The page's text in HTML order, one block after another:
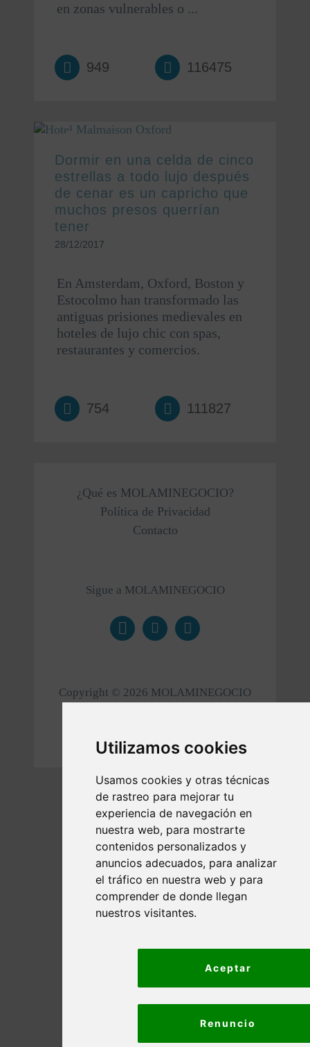
Utilizamos cookies
Usamos cookies y otras técnicas
de rastreo para mejorar tu
experiencia de navegación en
nuestra web, para mostrarte
contenidos personalizados y
anuncios adecuados, para analizar
el tráfico en nuestra web y para
comprender de donde llegan
nuestros visitantes.
Aceptar
Renuncio
en zonas vulnerables o ...
949 116475
Dormir en una celda de cinco
estrellas a todo lujo después
de cenar es un capricho que
muchos presos querrían
tener
28/12/2017
En Amsterdam, Oxford, Boston y
Estocolmo han transformado las
antiguas prisiones medievales en
hoteles de lujo chic con spas,
restaurantes y comercios.
754 111827
¿Qué es MOLAMINEGOCIO?
Política de Privacidad
Contacto
Sigue a MOLAMINEGOCIO
Copyright © 2026 MOLAMINEGOCIO